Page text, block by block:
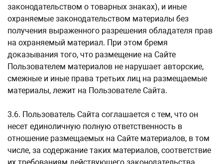
законодательством о товарных знаках), и иные
охраняемые законодательством материалы без
получения выраженного разрешения обладателя прав
на охраняемый материал. При этом бремя
доказывания того, что размещение на Сайте
Пользователем материалов не нарушает авторские,
смежные и иные права третьих лиц на размещаемые
материалы, лежит на Пользователе Сайта.
3.6. Пользователь Сайта соглашается с тем, что он
несет единоличную полную ответственность в
отношение размещаемых на Сайте материалов, в том
числе, за содержание таких материалов, соответствие